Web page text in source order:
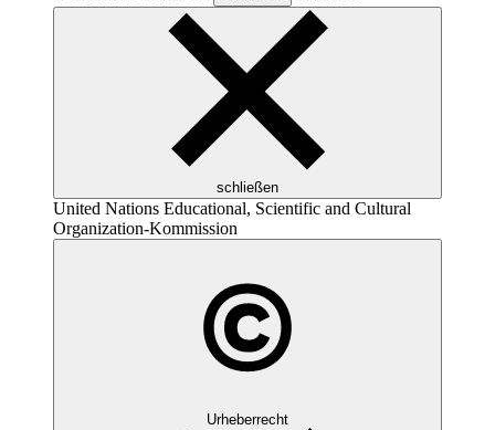
schließen
United Nations Educational, Scientific and Cultural
Organization-Kommission
Urheberrecht